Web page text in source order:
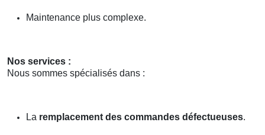
Maintenance plus complexe.
Nos services :
Nous sommes spécialisés dans :
La remplacement des commandes défectueuses.